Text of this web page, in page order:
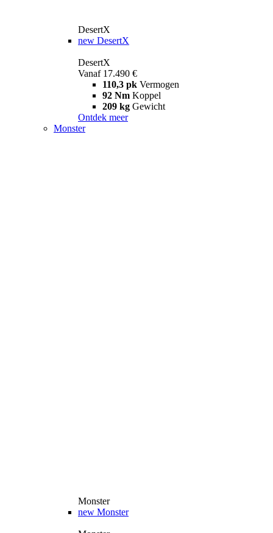
DesertX
new DesertX
DesertX
Vanaf 17.490 €
110,3 pk Vermogen
92 Nm Koppel
209 kg Gewicht
Ontdek meer
Monster
Monster
new Monster